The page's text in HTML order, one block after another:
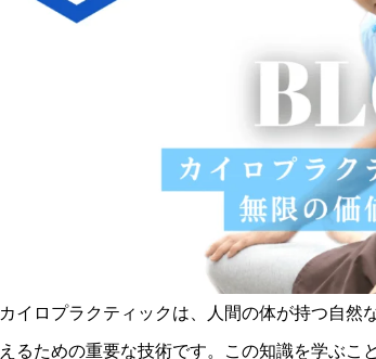
カイロプラクティックは、人間の体が持つ自然
えるための重要な技術です。この知識を学ぶこ